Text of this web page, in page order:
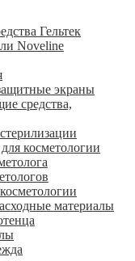
Гельтек
Noveline
экраны
средства,
косметологии
материалы